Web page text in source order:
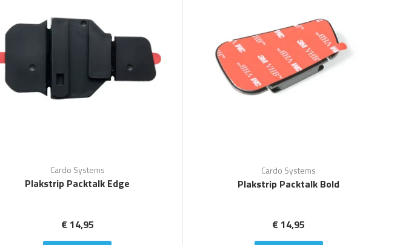
Cardo Systems
Plakstrip Packtalk Edge
€ 14,95
Cardo Systems
Plakstrip Packtalk Bold
€ 14,95